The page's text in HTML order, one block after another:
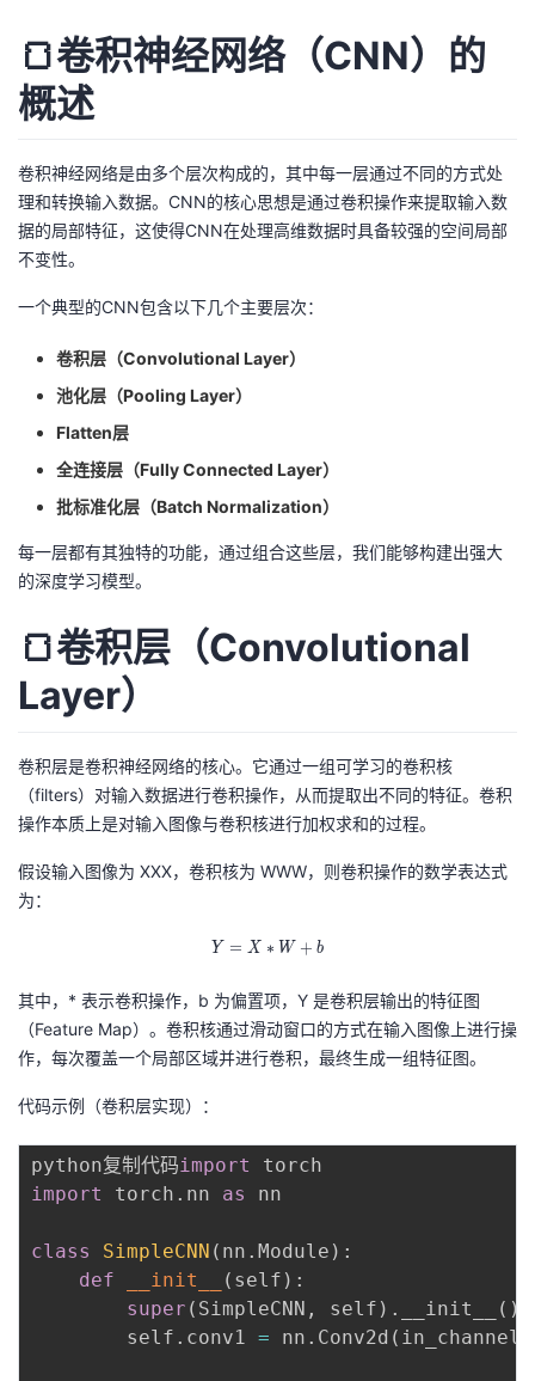
客
论
的
子
我
直
播
的
活
动
我
的
关
注
我
的
开
发
学
我
的
课
程
我
的
认
我
的
我
藏
我
的
Programs
我
持
的
技
术
支
持
我
的
云
声
建
🍞卷积神经网络（CNN）的
概述
卷积神经网络是由多个层次构成的，其中每一层通过不同的方式处
理和转换输入数据。CNN的核心思想是通过卷积操作来提取输入数
据的局部特征，这使得CNN在处理高维数据时具备较强的空间局部
不变性。
一个典型的CNN包含以下几个主要层次：
卷积层（Convolutional Layer）
池化层（Pooling Layer）
Flatten层
全连接层（Fully Connected Layer）
批标准化层（Batch Normalization）
每一层都有其独特的功能，通过组合这些层，我们能够构建出强大
的深度学习模型。
🍞卷积层（Convolutional
Layer）
卷积层是卷积神经网络的核心。它通过一组可学习的卷积核
（filters）对输入数据进行卷积操作，从而提取出不同的特征。卷积
操作本质上是对输入图像与卷积核进行加权求和的过程。
假设输入图像为 XXX，卷积核为 WWW，则卷积操作的数学表达式
为：
Y = X * W + b
Y = X ∗ W + b
其中，* 表示卷积操作，b 为偏置项，Y 是卷积层输出的特征图
（Feature Map）。卷积核通过滑动窗口的方式在输入图像上进行操
作，每次覆盖一个局部区域并进行卷积，最终生成一组特征图。
代码示例（卷积层实现）：
python复制代码import
import
torch . nn as nn
class SimpleCNN ( nn . Module ) :
def
__init__ ( self ) :
super ( SimpleCNN , self ) . __init__ ( )
        self
. conv1 = nn . Conv2d ( in_channels